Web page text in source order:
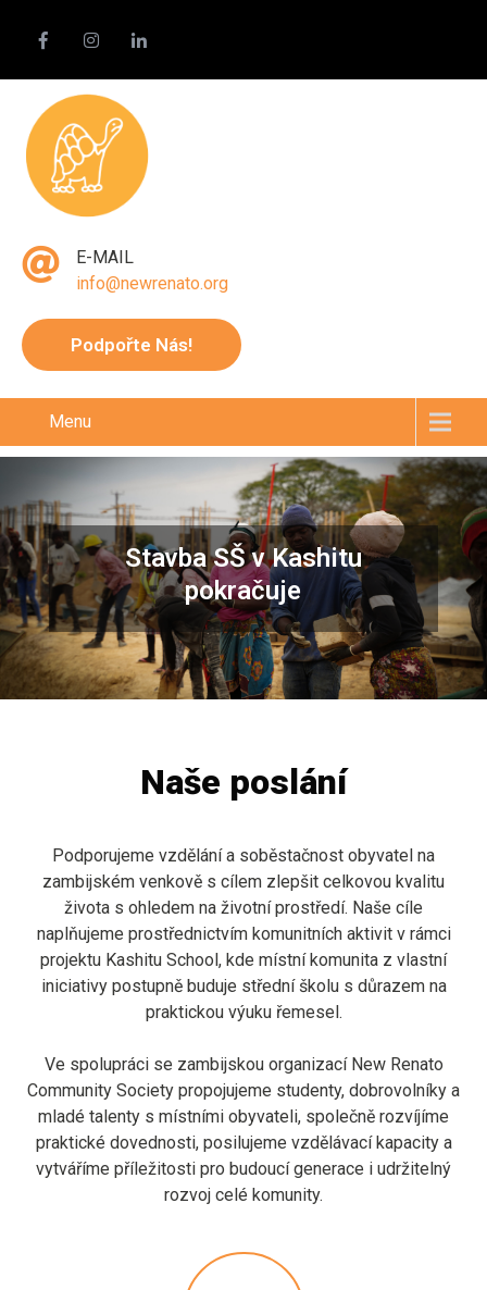
E-MAIL
info@newrenato.org
Podpořte Nás!
Menu
Stavba SŠ v Kashitu
pokračuje
Naše poslání
Podporujeme vzdělání a soběstačnost obyvatel na
zambijském venkově s cílem zlepšit celkovou kvalitu
života s ohledem na životní prostředí. Naše cíle
naplňujeme prostřednictvím komunitních aktivit v rámci
projektu Kashitu School, kde místní komunita z vlastní
iniciativy postupně buduje střední školu s důrazem na
praktickou výuku řemesel.
Ve spolupráci se zambijskou organizací New Renato
Community Society propojujeme studenty, dobrovolníky a
mladé talenty s místními obyvateli, společně rozvíjíme
praktické dovednosti, posilujeme vzdělávací kapacity a
vytváříme příležitosti pro budoucí generace i udržitelný
rozvoj celé komunity.